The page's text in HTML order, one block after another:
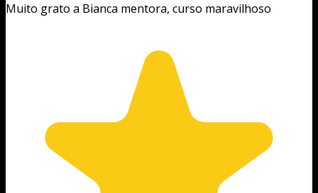
Muito grato a Bianca mentora, curso maravilhoso